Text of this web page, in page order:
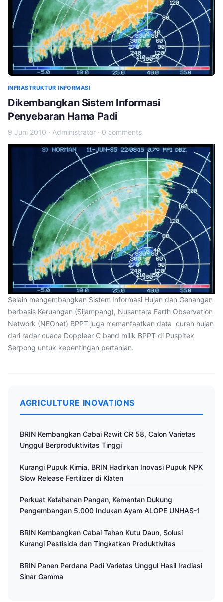
INFRASTRUKTUR INFORMASI
Dikembangkan Sistem Informasi
Penyebaran Hama Padi
9 Juni 2010 · Administrator · 0 comments
Selain mengembangkan Sistem Informasi Hujan dan Genangan
berbasis Keruangan (Sijampang), Nusantara Earth Observation
Network (NEOnet) BPPT juga memanfaatkan data curah hujan
dari radar cuaca Doppleer C band milik BPPT di Puspitek
Serpong untuk kepentingan pertanian.
AGRICULTURE INOVATIONS
BRIN Kembangkan Cabai Rawit CR 58, Calon Varietas
Unggul Berproduktivitas Tinggi
Kurangi Pupuk Kimia, BRIN Hadirkan Inovasi Pupuk NPK
Slow Release Fertilizer di Klaten
Perkuat Ketahanan Pangan, Kementan Dukung
Pengembangan 5.000 Indukan Ayam ALOPE UNHAS-1
BRIN Kembangkan Cabai Tahan Kutu Daun, Solusi
Kurangi Pestisida dan Tingkatkan Produktivitas
BRIN Panen Perdana Padi Varietas Unggul Hasil Iradiasi
Sinar Gamma